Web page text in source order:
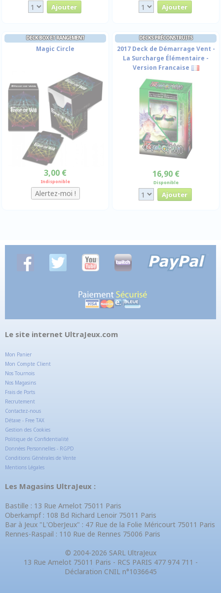
DECK BOX ET RANGEMENT
Magic Circle
3,00 €
Indisponible
DECKS PRÉCONSTRUITS
2017 Deck de Démarrage Vent -
La Surcharge Élémentaire -
Version Francaise
16,90 €
Disponible
Le site internet UltraJeux.com
Mon Panier
Mon Compte Client
Nos Tournois
Nos Magasins
Frais de Ports
Recrutement
Contactez-nous
Détaxe - Free TAX
Gestion des Cookies
Politique de Confidentialité
Données Personnelles - RGPD
Conditions Générales de Vente
Mentions Légales
Les Magasins UltraJeux :
Bastille : 13 Rue Amelot 75011 Paris
Oberkampf : 108 Bd Richard Lenoir 75011 Paris
Bar à Jeux "L'OberJeux" : 47 Rue de la Folie Méricourt 75011 Paris
Rennes-Raspail : 110 Rue de Rennes 75006 Paris
© 2004-2026 SARL UltraJeux
13 Rue Amelot 75011 Paris - RCS PARIS 477 974 711 -
Déclaration CNIL n°1036645